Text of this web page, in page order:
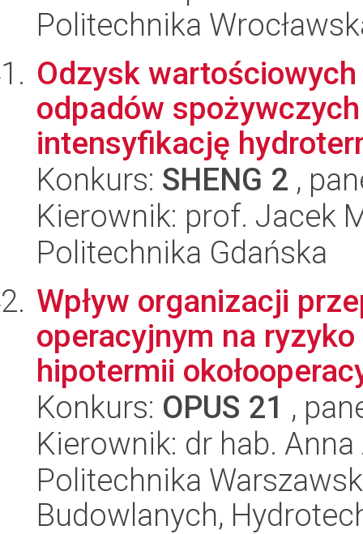
Politechnika
Odzysk
odpadów
intensyfikację
Konkurs: SHENG 2 ,
Kierownik: prof. Jacek
Politechnika Gdańska
Wpływ organizacji
operacyjnym na
hipotermii
Konkurs: OPUS 21 ,
Kierownik: dr hab.
Politechnika
Budowlanych,